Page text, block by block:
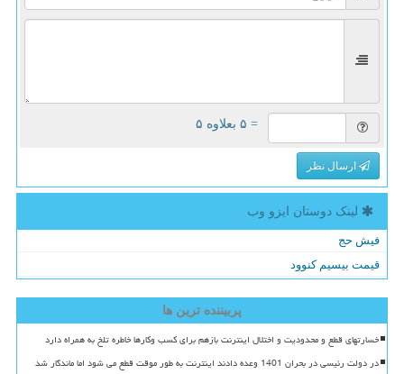
= ۵ بعلاوه ۵
ارسال نظر
لینک دوستان ایزو وب
فیش حج
قیمت بیسیم کنوود
پربیننده ترین ها
خسارتهای قطع و محدودیت و اختلال اینترنت بازهم برای کسب وکارها خاطره تلخ به همراه دارد
در دولت رئیسی در بحران 1401 وعده دادند اینترنت به طور موقت قطع می شود اما ماندگار شد